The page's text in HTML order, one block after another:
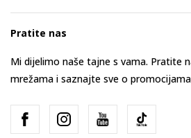
Pratite nas
Mi dijelimo naše tajne s vama. Pratite
mrežama i saznajte sve o